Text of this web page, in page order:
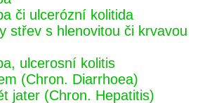
či ulcerózní kolitida
střev s hlenovitou či krvavou
ulcerosní kolitis
(Chron. Diarrhoea)
jater (Chron. Hepatitis)